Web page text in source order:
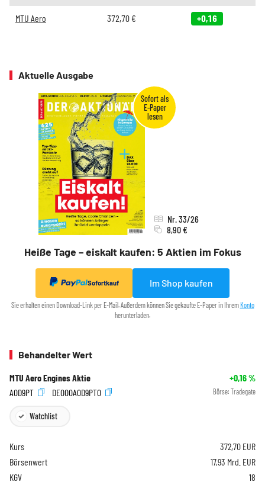
MTU Aero 372,70 € +0,16
Aktuelle Ausgabe
Heiße Tage – eiskalt kaufen: 5 Aktien im Fokus
Nr. 33/26
8,90 €
Sofortkauf Im Shop kaufen
Sie erhalten einen Download-Link per E-Mail. Außerdem können Sie gekaufte E-Paper in Ihrem Konto
herunterladen.
Behandelter Wert
MTU Aero Engines Aktie +0,16%
A0D9PT
DE000A0D9PT0 Börse: Tradegate
Watchlist
Kurs 372,70 EUR
Börsenwert
17,93 Mrd. EUR
KGV
18